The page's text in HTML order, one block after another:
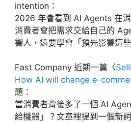
intention：
2026 年會看到 AI Agents 在消
消費者會把需求交給自己的
響人，還要學會「預先影響這
Fast Company 近期一篇〈
How AI will change e-
題：
當消費者背後多了一個 AI
給機器」？文章裡提到一個新